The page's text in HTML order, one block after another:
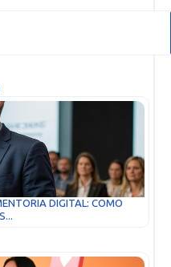
DIGITAL: COMO